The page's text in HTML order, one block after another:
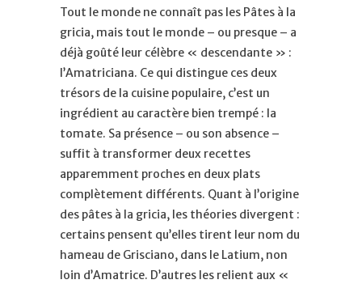
Tout le monde ne connaît pas les Pâtes à la
gricia, mais tout le monde – ou presque – a
déjà goûté leur célèbre « descendante » :
l’Amatriciana. Ce qui distingue ces deux
trésors de la cuisine populaire, c’est un
ingrédient au caractère bien trempé : la
tomate. Sa présence – ou son absence –
suffit à transformer deux recettes
apparemment proches en deux plats
complètement différents. Quant à l’origine
des pâtes à la gricia, les théories divergent :
certains pensent qu’elles tirent leur nom du
hameau de Grisciano, dans le Latium, non
loin d’Amatrice. D’autres les relient aux «